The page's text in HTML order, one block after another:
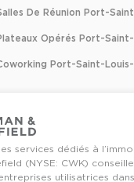
classe A
De Réunion Port-
Opérés Port-Saint-
Port-Saint-Louis-
services dédiés à
(NYSE: CWK)
utilisatrices